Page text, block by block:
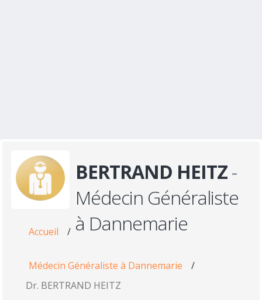
BERTRAND HEITZ-
Médecin Généraliste
à Dannemarie
Accueil /
Médecin Généraliste à Dannemarie
/
Dr. BERTRAND HEITZ